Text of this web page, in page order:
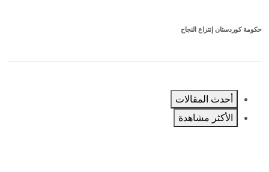
حكومة كوردستان إنتزاع النجاح
أحدث المقالات
الأكثر مشاهدة